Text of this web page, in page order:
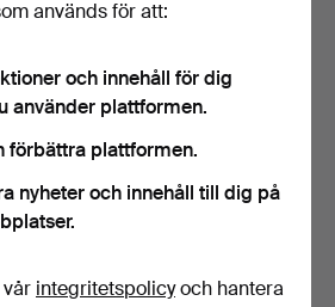
OIDENTIFIERAD
KONSTNÄR, olja på duk, ett
7 bud
254 USD
används för att:
och innehåll för dig
använder plattformen.
förbättra plattformen.
nyheter och innehåll till dig på
integritetspolicyoch hantera